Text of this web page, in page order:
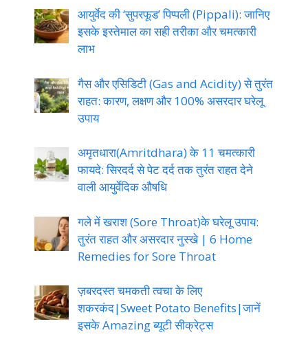
आयुर्वेद की ‘सुपरफूड’ पिप्पली (Pippali): जानिए
इसके इस्तेमाल का सही तरीका और चमत्कारी
लाभ
गैस और एसिडिटी (Gas and Acidity) से तुरंत
राहत: कारण, लक्षण और 100% असरदार घरेलू
उपाय
अमृतधारा(Amritdhara) के 11 चमत्कारी
फायदे: सिरदर्द से पेट दर्द तक तुरंत राहत देने
वाली आयुर्वेदिक औषधि
गले में खराश (Sore Throat)के घरेलू उपाय:
तुरंत राहत और असरदार नुस्खे | 6 Home
Remedies for Sore Throat
ज़बरदस्त चमकती त्वचा के लिए
शकरकंद|Sweet Potato Benefits|जानें
इसके Amazing ब्यूटी सीक्रेट्स